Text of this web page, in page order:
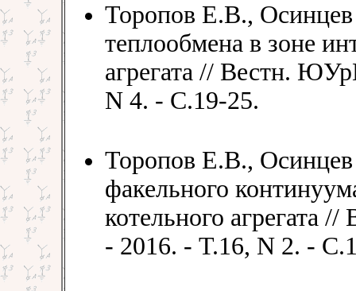
Торопов Е.В.,
теплообмена в зоне
агрегата // Вестн.
N 4. - C.19-25.
Торопов Е.В.,
факельного
котельного агрегата
- 2016. - Т.16, N 2. -